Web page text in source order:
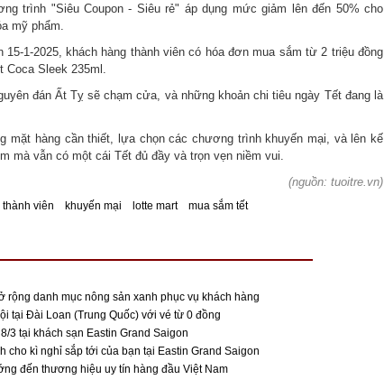
trình "Siêu Coupon - Siêu rẻ" áp dụng mức giảm lên đến 50% cho
mỹ phẩm.
1-2025, khách hàng thành viên có hóa đơn mua sắm từ 2 triệu đồng
Coca Sleek 235ml.
đán Ất Tỵ sẽ chạm cửa, và những khoản chi tiêu ngày Tết đang là
mặt hàng cần thiết, lựa chọn các chương trình khuyến mại, và lên kế
mà vẫn có một cái Tết đủ đầy và trọn vẹn niềm vui.
(nguồn: tuoitre.vn)
viên khuyến mại lotte mart mua sắm tết
rộng danh mục nông sản xanh phục vụ khách hàng
tại Đài Loan (Trung Quốc) với vé từ 0 đồng
3 tại khách sạn Eastin Grand Saigon
cho kì nghỉ sắp tới của bạn tại Eastin Grand Saigon
đến thương hiệu uy tín hàng đầu Việt Nam